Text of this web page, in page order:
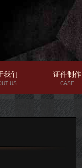
我们
US
证件制作
CASE